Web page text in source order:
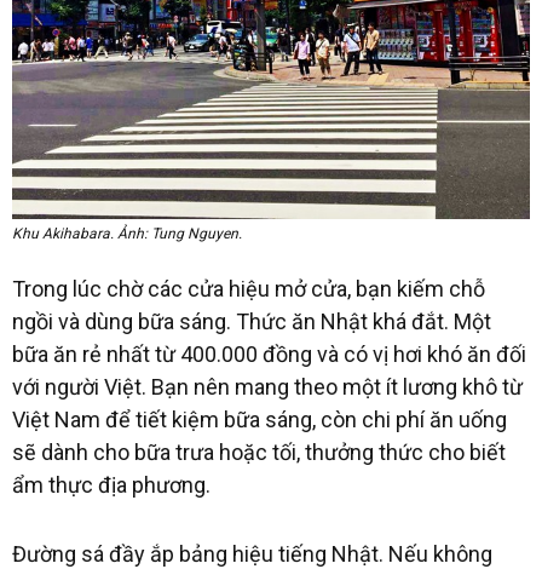
Khu Akihabara. Ảnh: Tung Nguyen.
Trong lúc chờ các cửa hiệu mở cửa, bạn kiếm chỗ
ngồi và dùng bữa sáng. Thức ăn Nhật khá đắt. Một
bữa ăn rẻ nhất từ 400.000 đồng và có vị hơi khó ăn đối
với người Việt. Bạn nên mang theo một ít lương khô từ
Việt Nam để tiết kiệm bữa sáng, còn chi phí ăn uống
sẽ dành cho bữa trưa hoặc tối, thưởng thức cho biết
ẩm thực địa phương.
Đường sá đầy ắp bảng hiệu tiếng Nhật. Nếu không